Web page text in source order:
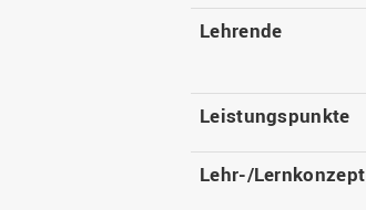
Lehrende
Leistungspunkte
Lehr-/Lernkonzept